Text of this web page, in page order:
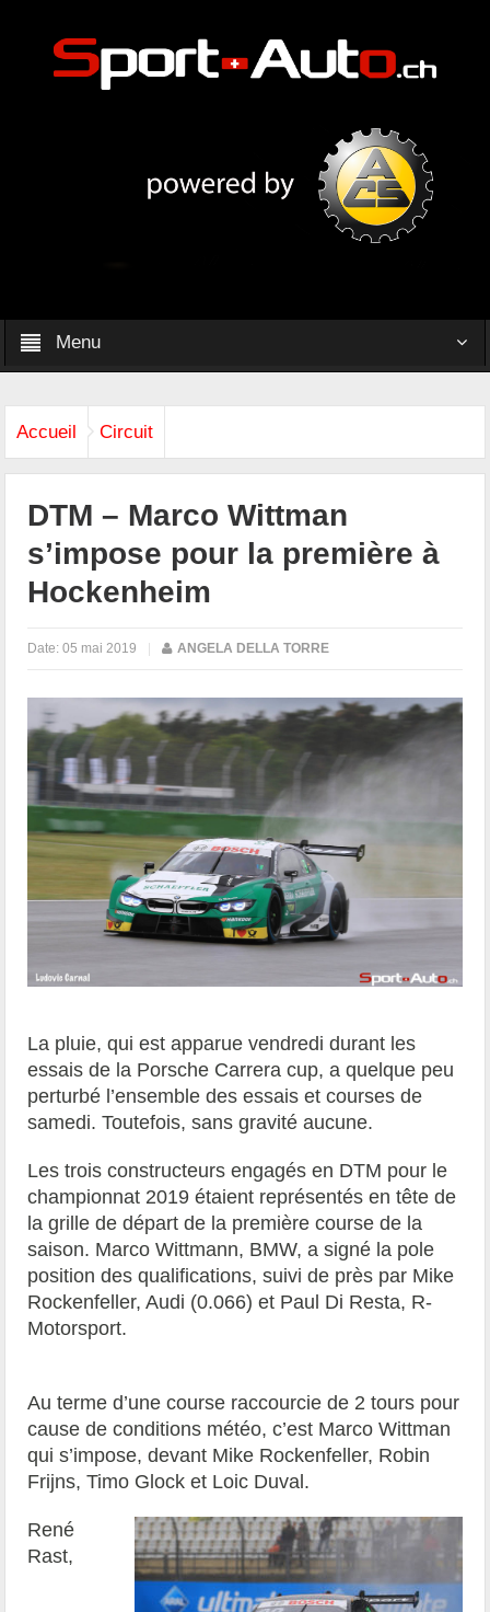
Menu
Accueil Circuit
DTM – Marco Wittman
s’impose pour la première à
Hockenheim
Date:05 mai 2019 | ANGELA DELLA TORRE
La pluie, qui est apparue vendredi durant les
essais de la Porsche Carrera cup, a quelque peu
perturbé l’ensemble des essais et courses de
samedi. Toutefois, sans gravité aucune.
Les trois constructeurs engagés en DTM pour le
championnat 2019 étaient représentés en tête de
la grille de départ de la première course de la
saison. Marco Wittmann, BMW, a signé la pole
position des qualifications, suivi de près par Mike
Rockenfeller, Audi (0.066) et Paul Di Resta, R-
Motorsport.
Au terme d’une course raccourcie de 2 tours pour
cause de conditions météo, c’est Marco Wittman
qui s’impose, devant Mike Rockenfeller, Robin
Frijns, Timo Glock et Loic Duval.
René
Rast,